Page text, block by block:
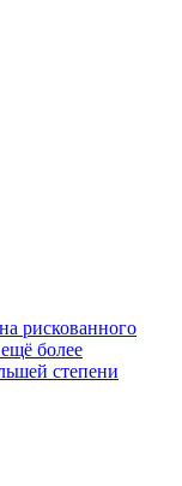
рискованного
более
степени